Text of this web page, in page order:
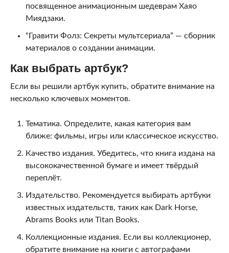
посвященное анимационным шедеврам Хаяо
Миядзаки.
“Гравити Фолз: Секреты мультсериала” — сборник
материалов о создании анимации.
Как выбрать артбук?
Если вы решили артбук купить, обратите внимание на
несколько ключевых моментов.
Тематика. Определите, какая категория вам
ближе: фильмы, игры или классическое искусство.
Качество издания. Убедитесь, что книга издана на
высококачественной бумаге и имеет твёрдый
переплёт.
Издательство. Рекомендуется выбирать артбуки
известных издательств, таких как Dark Horse,
Abrams Books или Titan Books.
Коллекционные издания. Если вы коллекционер,
обратите внимание на книги с автографами